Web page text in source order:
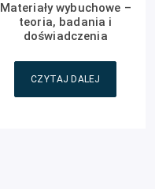
Materiały wybuchowe –
teoria, badania i
doświadczenia
CZYTAJ DALEJ